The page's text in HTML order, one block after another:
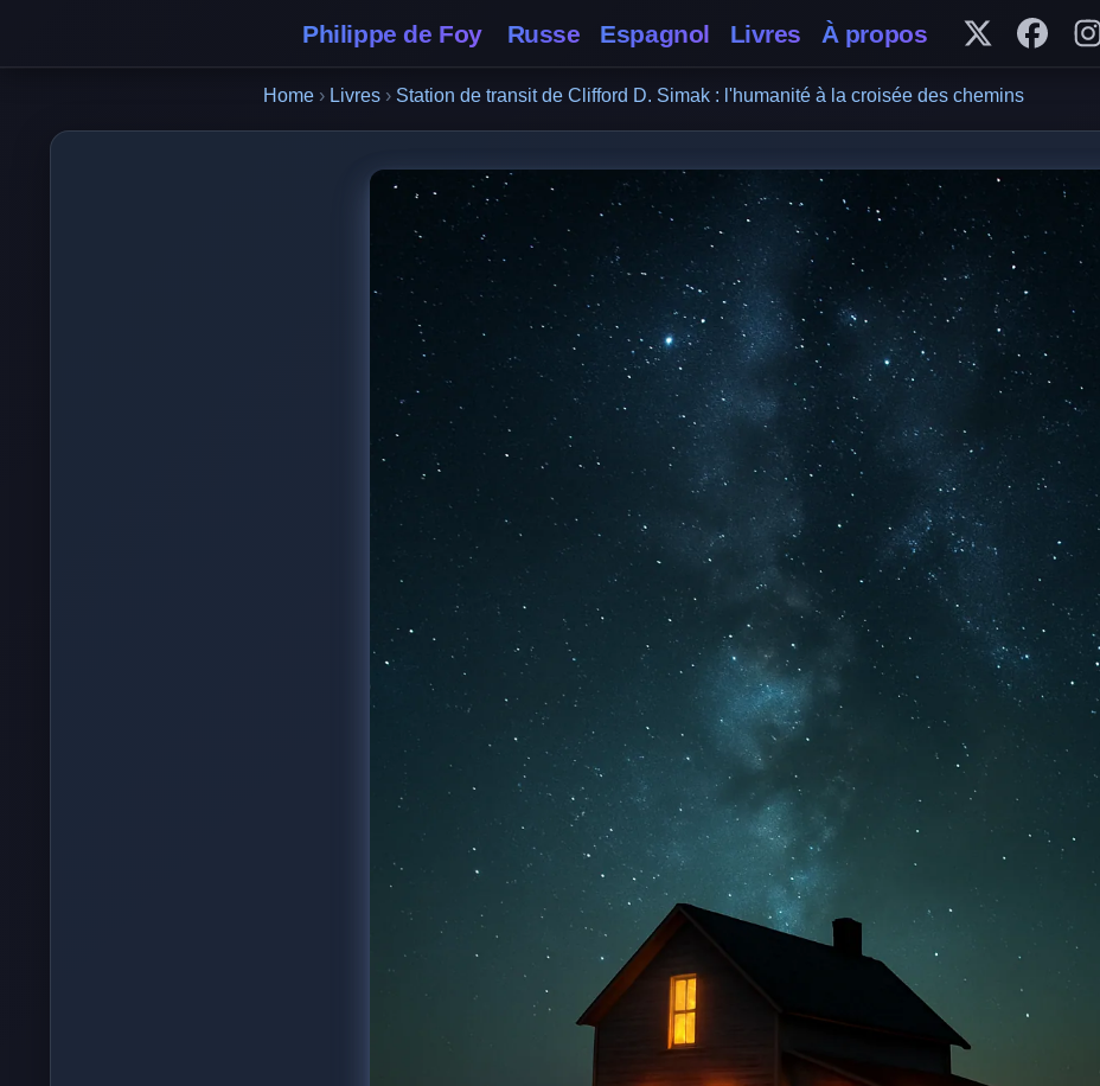
Philippe de Foy Russe Espagnol Livres À propos
Follow
Home › Livres › Station de transit de Clifford D. Simak : l'humanité à la croisée des chemins